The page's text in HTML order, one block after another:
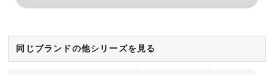
同じブランドの他シリーズを見る